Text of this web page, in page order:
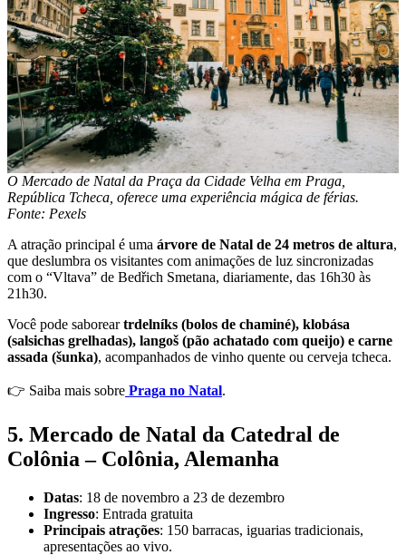
O Mercado de Natal da Praça da Cidade Velha em Praga,
República Tcheca, oferece uma experiência mágica de férias.
Fonte: Pexels
A atração principal é uma árvore de Natal de 24 metros de altura,
que deslumbra os visitantes com animações de luz sincronizadas
com o “Vltava” de Bedřich Smetana, diariamente, das 16h30 às
21h30.
Você pode saboreartrdelníks (bolos de chaminé), klobása
(salsichas grelhadas), langoš (pão achatado com queijo) e carne
assada (šunka), acompanhados de vinho quente ou cerveja tcheca.
👉 Saiba mais sobre Praga no Natal.
5. Mercado de Natal da Catedral de
Colônia – Colônia, Alemanha
Datas: 18 de novembro a 23 de dezembro
Ingresso: Entrada gratuita
Principais atrações: 150 barracas, iguarias tradicionais,
apresentações ao vivo.